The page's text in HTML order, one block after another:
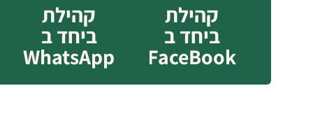
קהילת
ביחד ב
FaceBook
קהילת
ביחד ב
WhatsApp